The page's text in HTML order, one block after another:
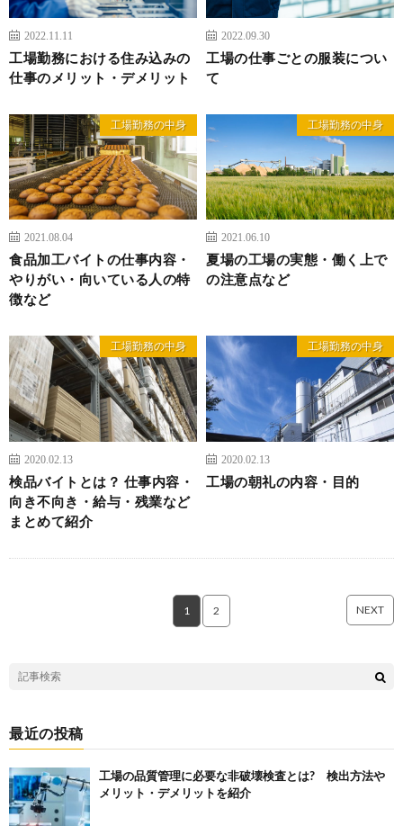
2022.11.11
工場勤務における住み込みの
仕事のメリット・デメリット
2022.09.30
工場の仕事ごとの服装につい
て
工場勤務の中身
2021.08.04
食品加工バイトの仕事内容・
やりがい・向いている人の特
徴など
工場勤務の中身
2021.06.10
夏場の工場の実態・働く上で
の注意点など
工場勤務の中身
2020.02.13
検品バイトとは？ 仕事内容・
向き不向き・給与・残業など
まとめて紹介
工場勤務の中身
2020.02.13
工場の朝礼の内容・目的
1 2 NEXT
最近の投稿
工場の品質管理に必要な非破壊検査とは? 検出方法や
メリット・デメリットを紹介